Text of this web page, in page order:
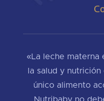
«La leche materna
la salud y
único alimento